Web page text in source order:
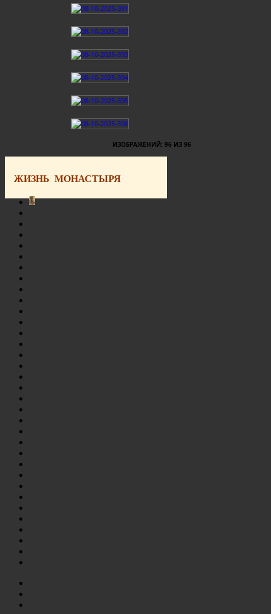
ИЗОБРАЖЕНИЙ: 96 ИЗ 96
ЖИЗНЬ МОНАСТЫРЯ